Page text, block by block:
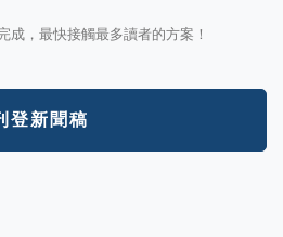
，最快接觸最多讀者的方案！
登新聞稿